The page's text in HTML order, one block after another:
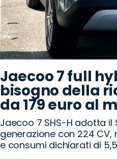
Jaecoo 7 full
bisogno della
da 179 euro al
Jaecoo 7 SHS-H adotta il
generazione con 224 CV,
e consumi dichiarati di